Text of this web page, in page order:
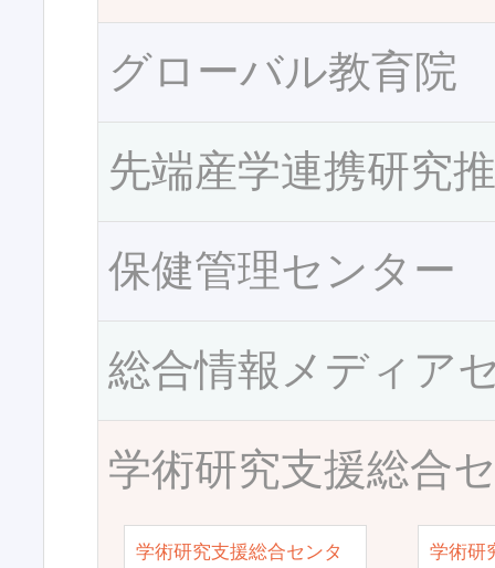
グローバル教育院
先端産学連携研究
保健管理センター
総合情報メディア
学術研究支援総合
学術研究支援総合センタ
学術研